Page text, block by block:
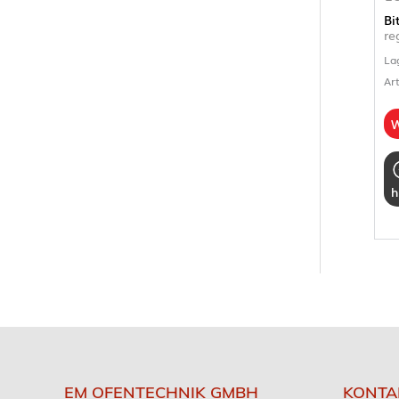
EM OFENTECHNIK GMBH